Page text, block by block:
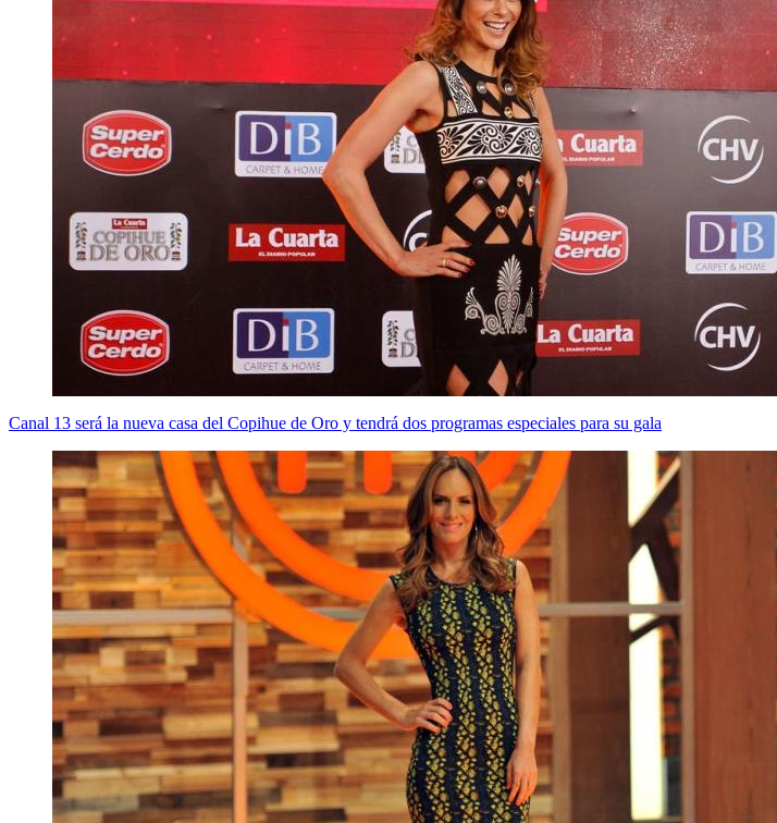
Canal 13 será la nueva casa del Copihue de Oro y tendrá dos programas especiales para su gala